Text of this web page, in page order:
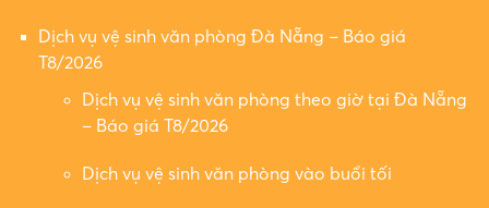
Dịch vụ vệ sinh văn phòng Đà Nẵng – Báo giá
T8/2026
Dịch vụ vệ sinh văn phòng theo giờ tại Đà Nẵng
– Báo giá T8/2026
Dịch vụ vệ sinh văn phòng vào buổi tối